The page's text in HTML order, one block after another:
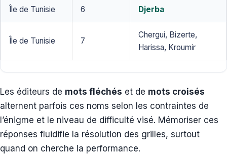
Île de Tunisie 6 Djerba
Île de Tunisie 7
Chergui, Bizerte,
Harissa, Kroumir
Les éditeurs de mots fléchés et de mots croisés
alternent parfois ces noms selon les contraintes de
l’énigme et le niveau de difficulté visé. Mémoriser ces
réponses fluidifie la résolution des grilles, surtout
quand on cherche la performance.